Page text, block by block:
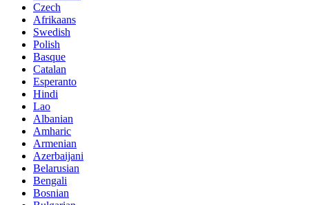
Czech
Afrikaans
Swedish
Polish
Basque
Catalan
Esperanto
Hindi
Lao
Albanian
Amharic
Armenian
Azerbaijani
Belarusian
Bengali
Bosnian